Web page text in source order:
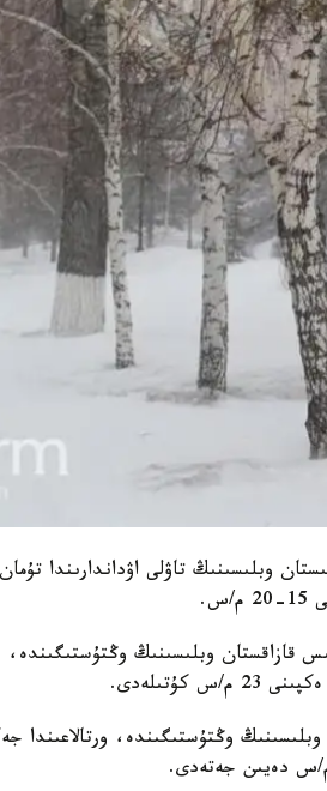
وبلىسىنىڭ تاۋلى اۋداندارىندا
س.
وبلىسىنىڭ وڭتۇستىگىندە،